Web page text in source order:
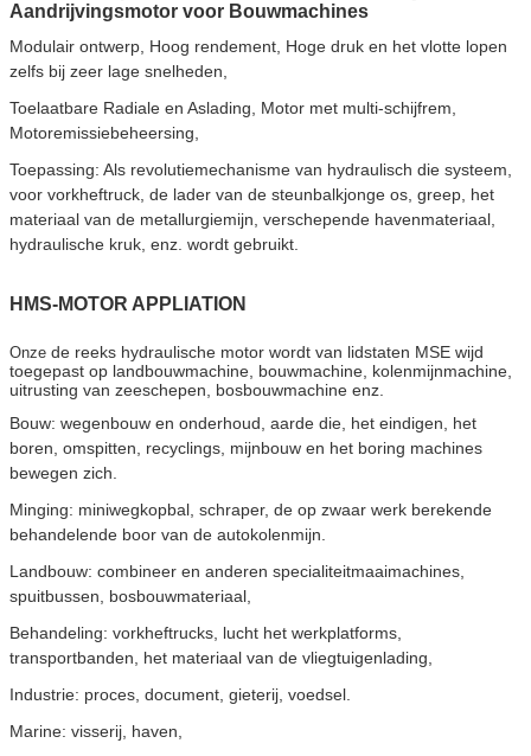
Aandrijvingsmotor voor Bouwmachines
Modulair ontwerp, Hoog rendement, Hoge druk en het vlotte lopen
zelfs bij zeer lage snelheden,
Toelaatbare Radiale en Aslading, Motor met multi-schijfrem,
Motoremissiebeheersing,
Toepassing: Als revolutiemechanisme van hydraulisch die systeem,
voor vorkheftruck, de lader van de steunbalkjonge os, greep, het
materiaal van de metallurgiemijn, verschepende havenmateriaal,
hydraulische kruk, enz. wordt gebruikt.
HMS-MOTOR APPLIATION
Onze de reeks hydraulische motor wordt van lidstaten MSE wijd
toegepast op landbouwmachine, bouwmachine, kolenmijnmachine,
uitrusting van zeeschepen, bosbouwmachine enz.
Bouw: wegenbouw en onderhoud, aarde die, het eindigen, het
boren, omspitten, recyclings, mijnbouw en het boring machines
bewegen zich.
Minging: miniwegkopbal, schraper, de op zwaar werk berekende
behandelende boor van de autokolenmijn.
Landbouw: combineer en anderen specialiteitmaaimachines,
spuitbussen, bosbouwmateriaal,
Behandeling: vorkheftrucks, lucht het werkplatforms,
transportbanden, het materiaal van de vliegtuigenlading,
Industrie: proces, document, gieterij, voedsel.
Marine: visserij, haven,